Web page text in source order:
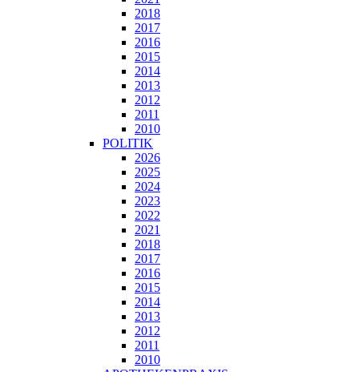
2018
2017
2016
2015
2014
2013
2012
2011
2010
POLITIK
2026
2025
2024
2023
2022
2021
2018
2017
2016
2015
2014
2013
2012
2011
2010